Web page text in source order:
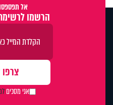
אל
הרשמו
אני מסכים